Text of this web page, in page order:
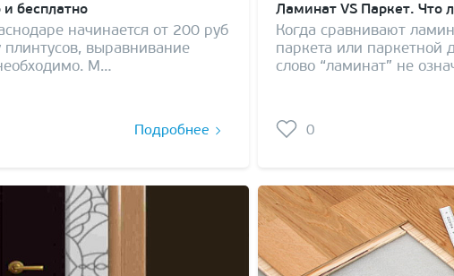
бесплатно
начинается от 200 руб
выравнивание
М…
Подробнее
Ламинат VS Паркет. Что
Когда сравнивают
паркета или паркетной
слово “ламинат” не
0